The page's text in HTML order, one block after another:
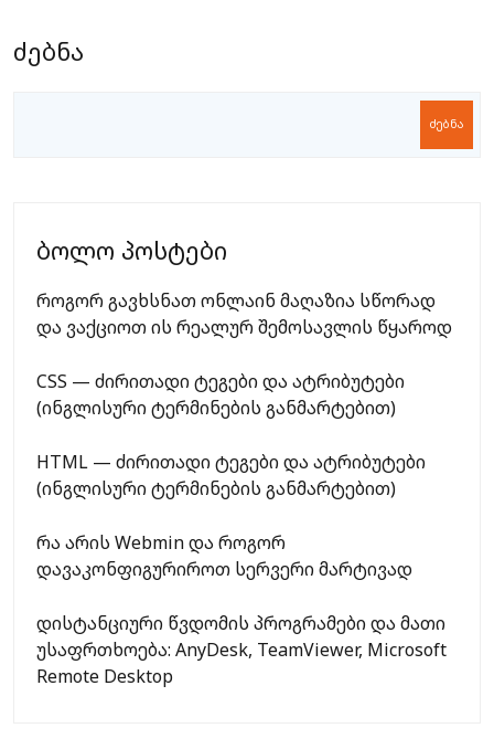
ძებნა
ძებნა
ბოლო პოსტები
როგორ გავხსნათ ონლაინ მაღაზია სწორად
და ვაქციოთ ის რეალურ შემოსავლის წყაროდ
CSS — ძირითადი ტეგები და ატრიბუტები
(ინგლისური ტერმინების განმარტებით)
HTML — ძირითადი ტეგები და ატრიბუტები
(ინგლისური ტერმინების განმარტებით)
რა არის Webmin და როგორ
დავაკონფიგურიროთ სერვერი მარტივად
დისტანციური წვდომის პროგრამები და მათი
უსაფრთხოება: AnyDesk, TeamViewer, Microsoft
Remote Desktop